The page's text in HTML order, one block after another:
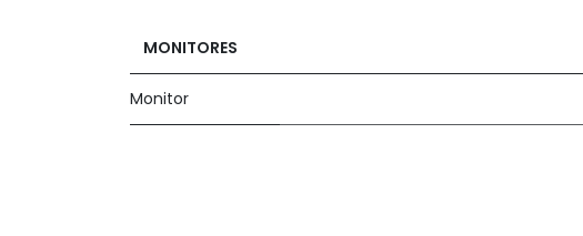
MONITORES
Monitor